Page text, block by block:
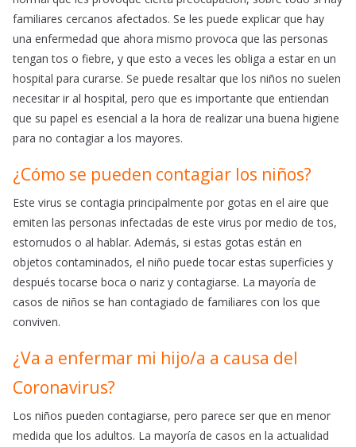
familiares cercanos afectados. Se les puede explicar que hay
una enfermedad que ahora mismo provoca que las personas
tengan tos o fiebre, y que esto a veces les obliga a estar en un
hospital para curarse. Se puede resaltar que los niños no suelen
necesitar ir al hospital, pero que es importante que entiendan
que su papel es esencial a la hora de realizar una buena higiene
para no contagiar a los mayores.
¿Cómo se pueden contagiar los niños?
Este virus se contagia principalmente por gotas en el aire que
emiten las personas infectadas de este virus por medio de tos,
estornudos o al hablar. Además, si estas gotas están en
objetos contaminados, el niño puede tocar estas superficies y
después tocarse boca o nariz y contagiarse. La mayoría de
casos de niños se han contagiado de familiares con los que
conviven.
¿Va a enfermar mi hijo/a a causa del
Coronavirus?
Los niños pueden contagiarse, pero parece ser que en menor
medida que los adultos. La mayoría de casos en la actualidad